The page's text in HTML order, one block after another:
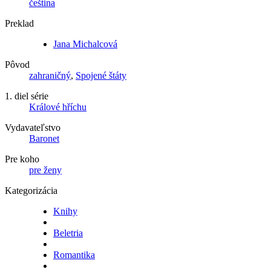
čeština
Preklad
Jana Michalcová
Pôvod
zahraničný, Spojené štáty
1. diel série
Králové hříchu
Vydavateľstvo
Baronet
Pre koho
pre ženy
Kategorizácia
Knihy
Beletria
Romantika